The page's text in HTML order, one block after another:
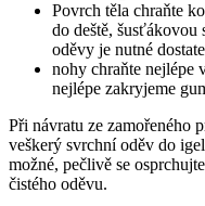
Povrch těla chraňte
do deště, šusťákovou
oděvy je nutné
nohy chraňte nejlépe
nejlépe zakryjeme
Při návratu ze zamořeného
veškerý svrchní oděv do
možné, pečlivě se
čistého oděvu.